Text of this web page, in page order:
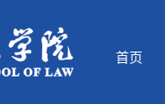
首页